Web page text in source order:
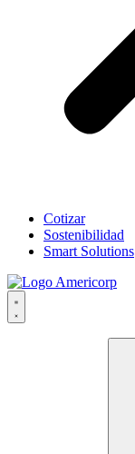
Cotizar
Sostenibilidad
Smart Solutions